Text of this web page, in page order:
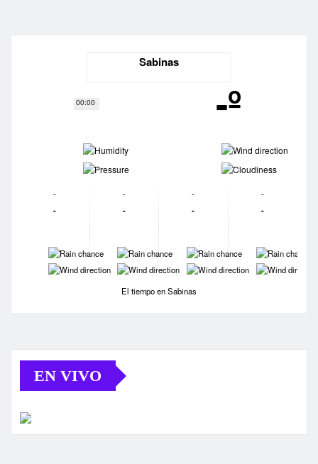
00:00
Sabinas
-º
-
-
-
-
-
-
-
-
-
-
-
-
-
-
-
-
-
-
-
-
El tiempo en Sabinas
EN VIVO